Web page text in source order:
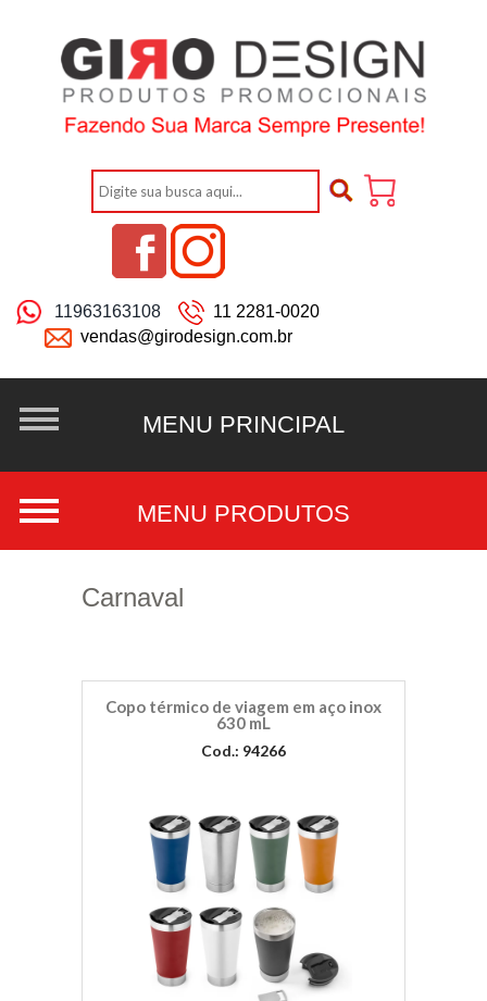
11963163108
11 2281-0020
vendas@girodesign.com.br
Carnaval
Copo térmico de viagem em aço inox
630 mL
Cod.: 94266